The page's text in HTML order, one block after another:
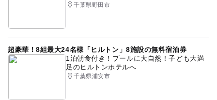
千葉県野田市
超豪華！8組最大24名様「ヒルトン」8施設の無料宿泊券
1泊朝食付き！プールに大自然！子ども大満
足のヒルトンホテルへ
千葉県浦安市